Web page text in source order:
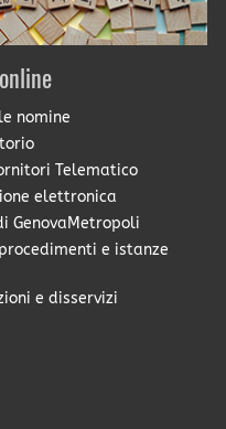
nomine
Telematico
elettronica
GenovaMetropoli
e istanze
e disservizi